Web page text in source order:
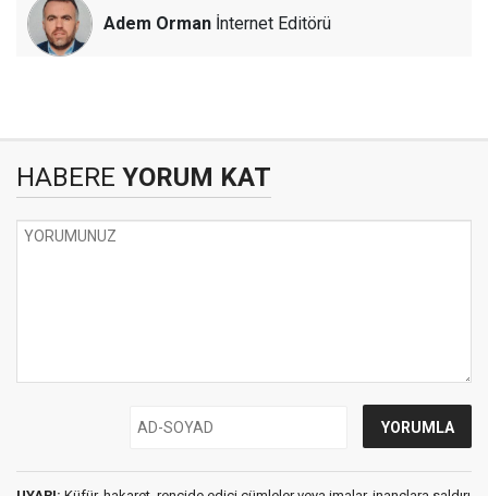
Adem Orman İnternet Editörü
HABERE YORUM KAT